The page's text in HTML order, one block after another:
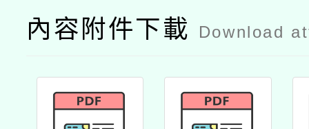
內容附件下載 Download